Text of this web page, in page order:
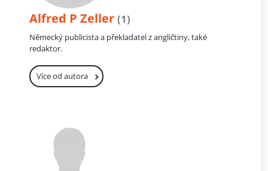
Alfred P Zeller (1)
Německý publicista a překladatel z angličtiny, také
redaktor.
Více od autora